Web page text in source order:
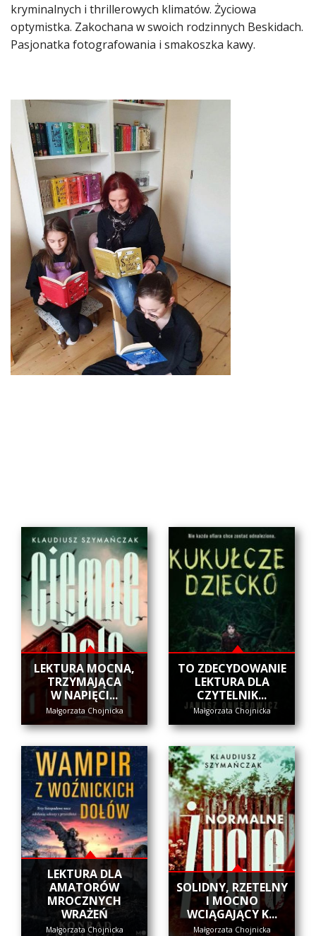
kryminalnych i thrillerowych klimatów. Życiowa
optymistka. Zakochana w swoich rodzinnych Beskidach.
Pasjonatka fotografowania i smakoszka kawy.
​LEKTURA MOCNA,
TRZYMAJĄCA
W NAPIĘCI...
Małgorzata Chojnicka
​TO ZDECYDOWANIE
LEKTURA DLA
CZYTELNIK...
Małgorzata Chojnicka
LEKTURA DLA
AMATORÓW
MROCZNYCH
WRAŻEŃ
Małgorzata Chojnicka
SOLIDNY, RZETELNY
I MOCNO
WCIĄGAJĄCY K...
Małgorzata Chojnicka